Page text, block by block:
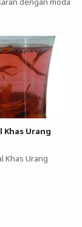
Khas Urang
Khas Urang